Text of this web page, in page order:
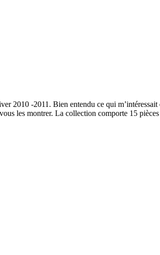
2010 -2011. Bien entendu ce qui
les montrer. La collection comporte 15